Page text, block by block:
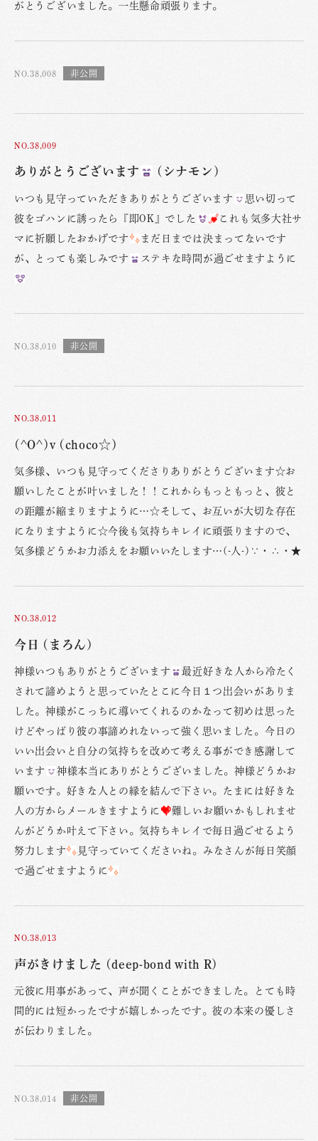
がとうございました。一生懸命頑張ります。
NO.38,008
NO.38,009
ありがとうございます (シナモン)
いつも見守っていただきありがとうございます
思い切って
彼をゴハンに誘ったら『即OK』でした
これも気多大社サ
マに祈願したおかげです
まだ日までは決まってないです
が、とっても楽しみです
ステキな時間が過ごせますように
NO.38,010
NO.38,011
(^O^)v (choco☆)
気多様、いつも見守ってくださりありがとうございます☆お
願いしたことが叶いました！！これからもっともっと、彼と
の距離が縮まりますように…☆そして、お互いが大切な存在
になりますように☆今後も気持ちキレイに頑張りますので、
気多様どうかお力添えをお願いいたします…(-人-)∵・∴・★
NO.38,012
今日 (まろん)
神様いつもありがとうございます
最近好きな人から冷たく
されて諦めようと思っていたとこに今日１つ出会いがありま
した。神様がこっちに導いてくれるのかなって初めは思った
けどやっぱり彼の事諦めれないって強く思いました。今日の
いい出会いと自分の気持ちを改めて考える事ができ感謝して
います
神様本当にありがとうございました。神様どうかお
願いです。好きな人との縁を結んで下さい。たまには好きな
人の方からメールきますように
難しいお願いかもしれませ
んがどうか叶えて下さい。気持ちキレイで毎日過ごせるよう
努力します
見守っていてくださいね。みなさんが毎日笑顔
で過ごせますように
NO.38,013
声がきけました (deep-bond with R)
元彼に用事があって、声が聞くことができました。とても時
間的には短かったですが嬉しかったです。彼の本来の優しさ
が伝わりました。
NO.38,014